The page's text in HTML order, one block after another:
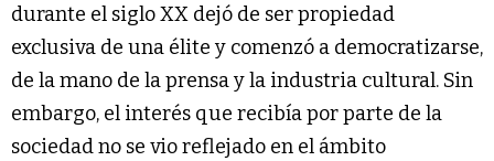
durante el siglo XX dejó de ser propiedad
exclusiva de una élite y comenzó a democratizarse,
de la mano de la prensa y la industria cultural. Sin
embargo, el interés que recibía por parte de la
sociedad no se vio reflejado en el ámbito